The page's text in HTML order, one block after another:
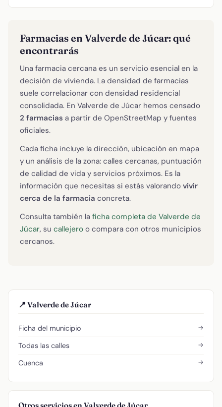
Farmacias en Valverde de Júcar: qué
encontrarás
Una farmacia cercana es un servicio esencial en la
decisión de vivienda. La densidad de farmacias
suele correlacionar con densidad residencial
consolidada. En Valverde de Júcar hemos censado
2 farmacias a partir de OpenStreetMap y fuentes
oficiales.
Cada ficha incluye la dirección, ubicación en mapa
y un análisis de la zona: calles cercanas, puntuación
de calidad de vida y servicios próximos. Es la
información que necesitas si estás valorando vivir
cerca de la farmacia concreta.
Consulta también la ficha completa de Valverde de
Júcar, su callejero o compara con otros municipios
cercanos.
📍 Valverde de Júcar
Ficha del municipio →
Todas las calles →
Cuenca →
Otros servicios en Valverde de Júcar